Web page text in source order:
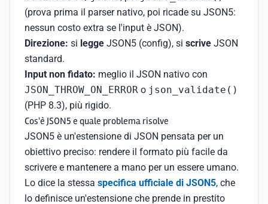
(prova prima il parser nativo, poi ricade su JSON5:
nessun costo extra se l'input è JSON).
Direzione: si legge JSON5 (config), si scrive JSON
standard.
Input non fidato: meglio il JSON nativo con
JSON_THROW_ON_ERROR o json_validate()
(PHP 8.3), più rigido.
Cos'è JSON5 e quale problema risolve
JSON5 è un'estensione di JSON pensata per un
obiettivo preciso: rendere il formato più facile da
scrivere e mantenere a mano per un essere umano.
Lo dice la stessa specifica ufficiale di JSON5, che
lo definisce un'estensione che prende in prestito